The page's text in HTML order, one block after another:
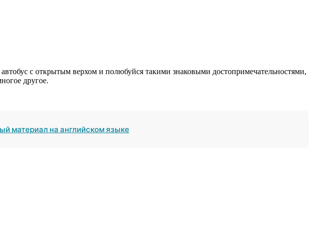
с открытым верхом и полюбуйся такими знаковыми достопримечательностями,
другое.
материал на английском языке